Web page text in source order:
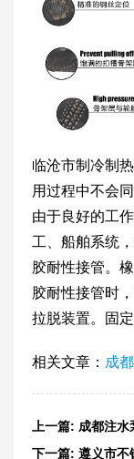
临沧市制冷制
用过程中不会
由于良好的工
工、船舶系统
胶耐性接管。
胶耐性接管时
拉脱装置。固
相关文章： 成
上一篇: 成都注水
下一篇: 遵义市不